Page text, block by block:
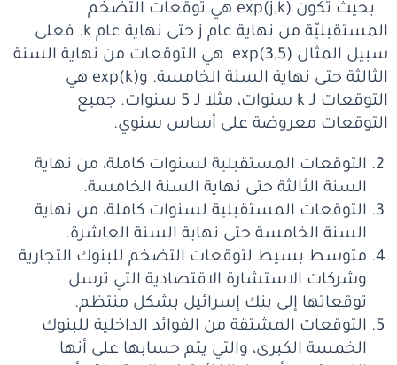
بحيث تكون (j,k)exp هي توقعات التضخم
المستقبليّة من نهاية عام j حتى نهاية عام k. فعلى
سبيل المثال (3,5)exp هي التوقعات من نهاية السنة
الثالثة حتى نهاية السنة الخامسة. و(k)exp هي
التوقعات لـ k سنوات، مثلا لـ 5 سنوات. جميع
التوقعات معروضة على أساس سنوي.
التوقعات المستقبلية لسنوات كاملة، من نهاية
السنة الثالثة حتى نهاية السنة الخامسة.
التوقعات المستقبلية لسنوات كاملة، من نهاية
السنة الخامسة حتى نهاية السنة العاشرة.
متوسط ​​بسيط لتوقعات التضخم للبنوك التجارية
وشركات الاستشارة الاقتصادية التي ترسل
توقعاتها إلى بنك إسرائيل بشكل منتظم.
التوقعات المشتقة من الفوائد الداخلية للبنوك
الخمسة الكبرى، والتي يتم حسابها على أنها